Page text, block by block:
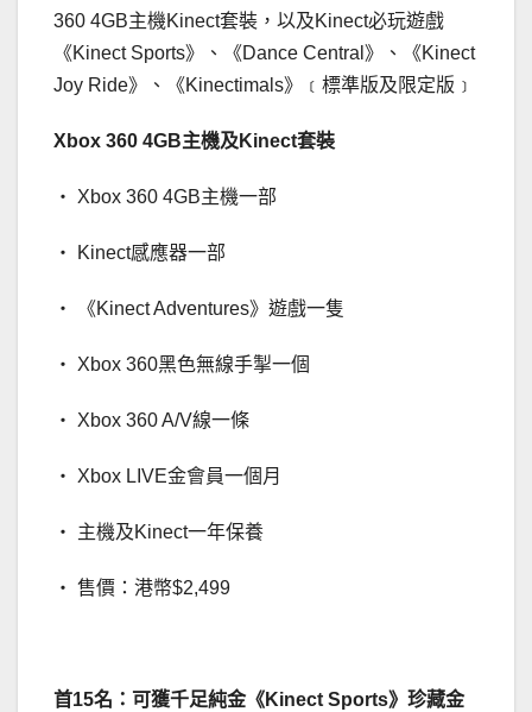
360 4GB主機Kinect套裝，以及Kinect必玩遊戲
《Kinect Sports》、《Dance Central》、《Kinect
Joy Ride》、《Kinectimals》﹝標準版及限定版﹞
Xbox 360 4GB主機及Kinect套裝
‧ Xbox 360 4GB主機一部
‧ Kinect感應器一部
‧ 《Kinect Adventures》遊戲一隻
‧ Xbox 360黑色無線手掣一個
‧ Xbox 360 A/V線一條
‧ Xbox LIVE金會員一個月
‧ 主機及Kinect一年保養
‧ 售價：港幣$2,499
首15名：可獲千足純金《Kinect Sports》珍藏金